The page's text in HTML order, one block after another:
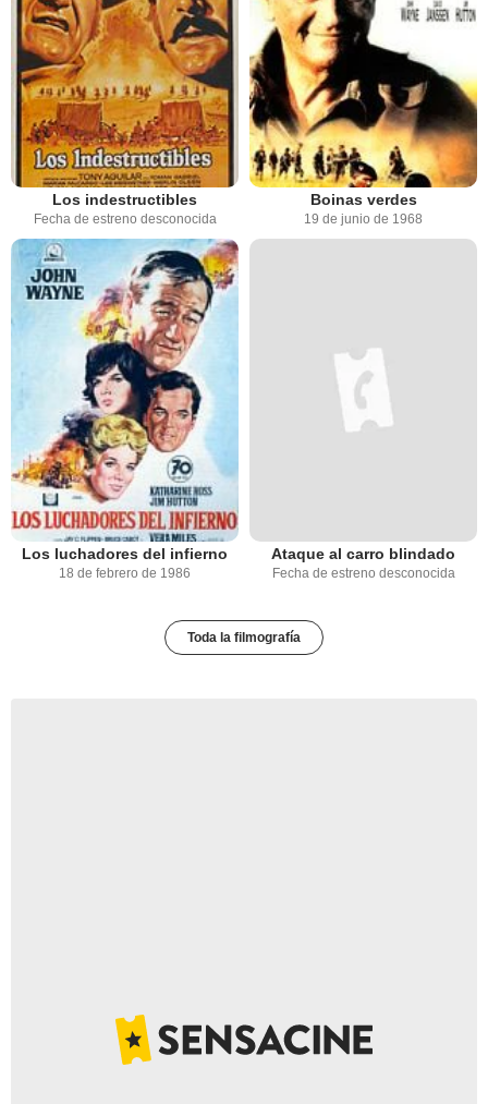
Los indestructibles
Fecha de estreno desconocida
Boinas verdes
19 de junio de 1968
Los luchadores del infierno
18 de febrero de 1986
Ataque al carro blindado
Fecha de estreno desconocida
Toda la filmografía